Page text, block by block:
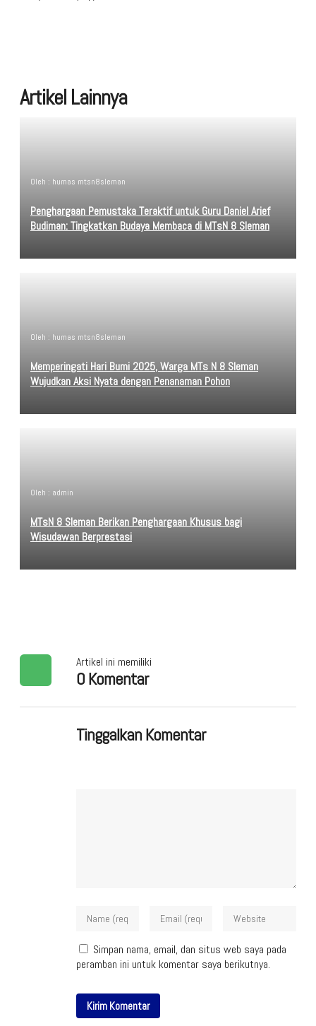
Artikel Lainnya
Oleh : humas mtsn8sleman
Penghargaan Pemustaka Teraktif untuk Guru Daniel Arief
Budiman: Tingkatkan Budaya Membaca di MTsN 8 Sleman
Oleh : humas mtsn8sleman
Memperingati Hari Bumi 2025, Warga MTs N 8 Sleman
Wujudkan Aksi Nyata dengan Penanaman Pohon
Oleh : admin
MTsN 8 Sleman Berikan Penghargaan Khusus bagi
Wisudawan Berprestasi
Artikel ini memiliki
0 Komentar
Tinggalkan Komentar
Simpan nama, email, dan situs web saya pada
peramban ini untuk komentar saya berikutnya.